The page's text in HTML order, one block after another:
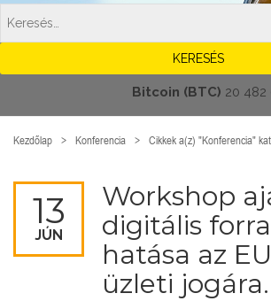
Bitcoin (BTC)20 482
Kezdőlap Konferencia Cikkek a(z) "Konferencia"
13
JÚN
Workshop
digitális
hatása az
üzleti jogára.